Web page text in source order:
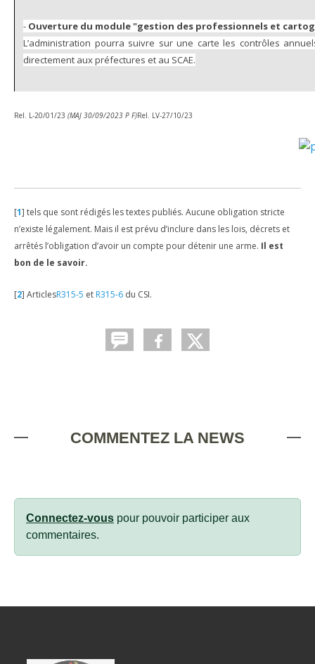
- Ouverture du module "gestion des professionnels et
L’administration pourra suivre sur une carte les contrôles
directement aux préfectures et au SCAE.
Rel. L-20/01/23 (MAJ 30/09/2023 P F)Rel. LV-27/10/23
[1] tels que sont rédigés les textes publiés. Aucune obligation stricte
n’existe légalement. Mais il est prévu d’inclure dans les lois, décrets et
arrêtés l’obligation d’avoir un compte pour détenir une arme. Il est
bon de le savoir.
[2] ArticlesR315-5 et R315-6 du CSI.
COMMENTEZ LA NEWS
Connectez-vous pour pouvoir participer aux
commentaires.